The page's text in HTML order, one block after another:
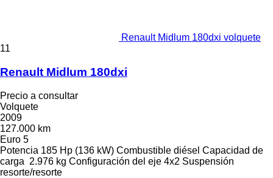
Renault Midlum 180dxi volquete
11
Renault Midlum 180dxi
Precio a consultar
Volquete
2009
127.000 km
Euro 5
Potencia 185 Hp (136 kW) Combustible diésel Capacidad de
carga 2.976 kg Configuración del eje 4x2 Suspensión
resorte/resorte